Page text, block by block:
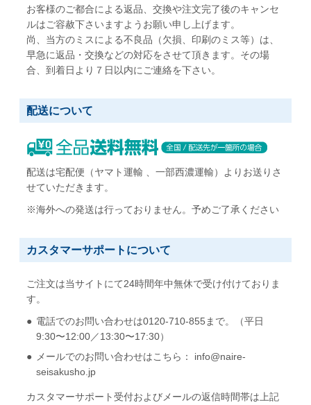
お客様のご都合による返品、交換や注文完了後のキャンセ
ルはご容赦下さいますようお願い申し上げます。
尚、当方のミスによる不良品（欠損、印刷のミス等）は、
早急に返品・交換などの対応をさせて頂きます。その場
合、到着日より７日以内にご連絡を下さい。
配送について
配送は宅配便（ヤマト運輸 、一部西濃運輸）よりお送りさ
せていただきます。
※海外への発送は行っておりません。予めご了承ください
カスタマーサポートについて
ご注文は当サイトにて24時間年中無休で受け付けておりま
す。
電話でのお問い合わせは0120-710-855まで。（平日
9:30〜12:00／13:30〜17:30）
メールでのお問い合わせはこちら： info@naire-
seisakusho.jp
カスタマーサポート受付およびメールの返信時間帯は上記